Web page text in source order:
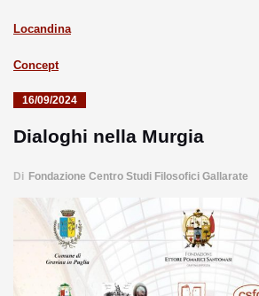
Locandina
Concept
16/09/2024
Dialoghi nella Murgia
Di Fondazione Centro Studi Filosofici Gallarate